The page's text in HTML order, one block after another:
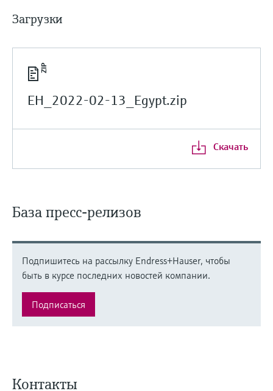
Загрузки
EH_2022-02-13_Egypt.zip
Скачать
База пресс-релизов
Подпишитесь на рассылку Endress+Hauser, чтобы
быть в курсе последних новостей компании.
Подписаться
Контакты